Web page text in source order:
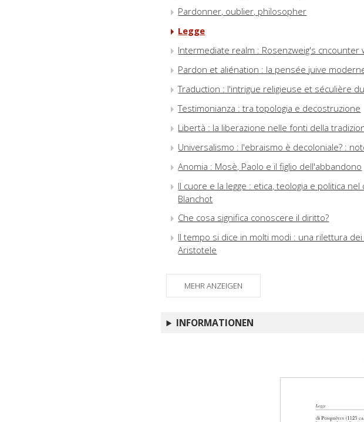
Pardonner, oublier, philosopher
Legge
Intermediate realm : Rosenzweig's cncounter
Pardon et aliénation : la pensée juive
Traduction : l'intrigue religieuse et séculière
Testimonianza : tra topologia e decostruzione
Libertà : la liberazione nelle fonti della
Universalismo : l'ebraismo è decoloniale? :
Anomia : Mosè, Paolo e il figlio dell'abbandono
Il cuore e la legge : etica, teologia e politica
Blanchot
Che cosa significa conoscere il diritto?
Il tempo si dice in molti modi : una rilettura
Aristotele
MEHR ANZEIGEN
INFORMATIONEN